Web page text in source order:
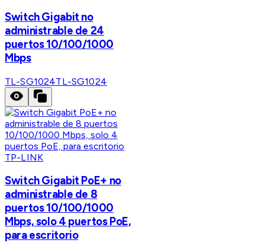
Switch Gigabit no
administrable de 24
puertos 10/100/1000
Mbps
TL-SG1024TL-SG1024
TP-LINK
Switch Gigabit PoE+ no
administrable de 8
puertos 10/100/1000
Mbps, solo 4 puertos PoE,
para escritorio